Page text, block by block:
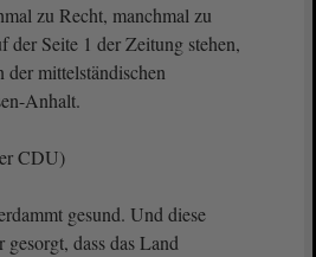
zu Recht, manchmal zu
der Seite 1 der Zeitung stehen,
der mittelständischen
Anhalt.
CDU)
gesund. Und diese
dass das Land